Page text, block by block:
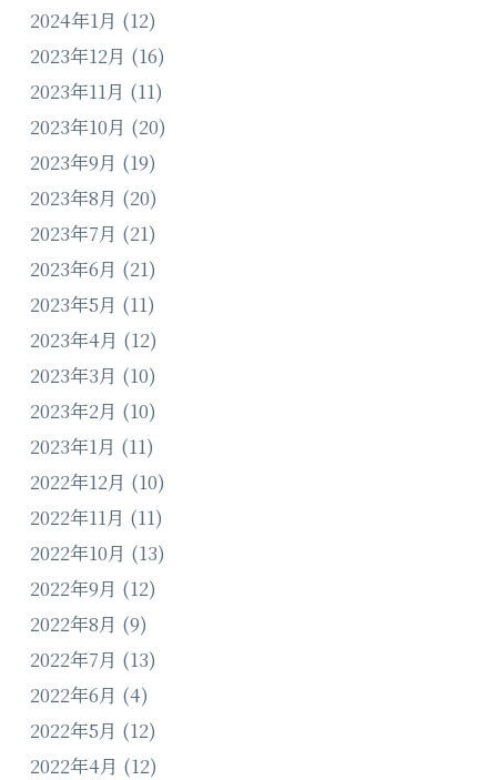
2024年1月 (12)
2023年12月 (16)
2023年11月 (11)
2023年10月 (20)
2023年9月 (19)
2023年8月 (20)
2023年7月 (21)
2023年6月 (21)
2023年5月 (11)
2023年4月 (12)
2023年3月 (10)
2023年2月 (10)
2023年1月 (11)
2022年12月 (10)
2022年11月 (11)
2022年10月 (13)
2022年9月 (12)
2022年8月 (9)
2022年7月 (13)
2022年6月 (4)
2022年5月 (12)
2022年4月 (12)